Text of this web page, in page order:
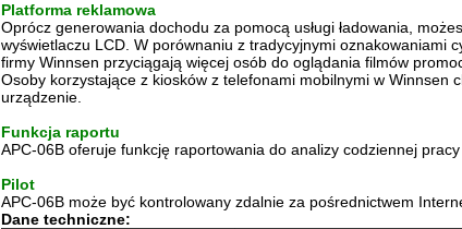
Platforma reklamowa
Oprócz generowania dochodu za pomocą usługi ładowania,
wyświetlaczu LCD. W porównaniu z tradycyjnymi oznakowaniami
firmy Winnsen przyciągają więcej osób do oglądania filmów
Osoby korzystające z kiosków z telefonami mobilnymi w Winnsen
urządzenie.
Funkcja raportu
APC-06B oferuje funkcję raportowania do analizy codziennej pracy
Pilot
APC-06B może być kontrolowany zdalnie za pośrednictwem
Dane techniczne: